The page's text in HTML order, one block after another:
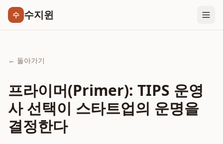
수 수지윈
← 돌아가기
프라이머(Primer): TIPS 운영
사 선택이 스타트업의 운명을
결정한다